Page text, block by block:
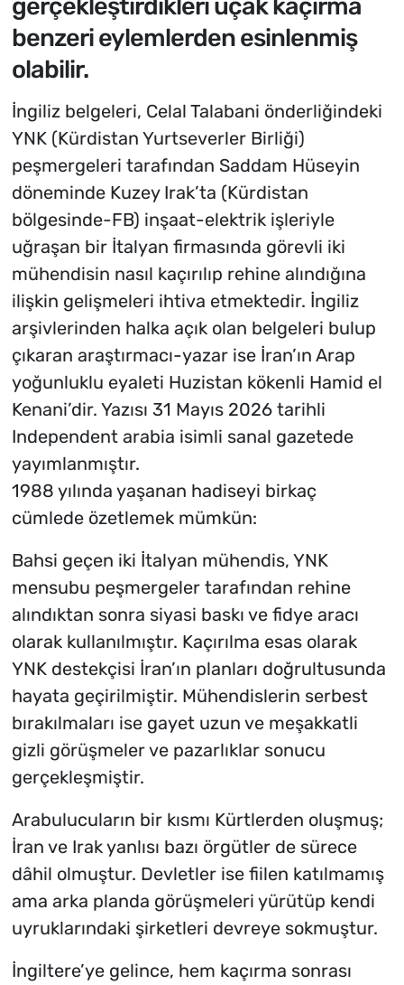
gerçekleştirdikleri uçak kaçırma
benzeri eylemlerden esinlenmiş
olabilir.
İngiliz belgeleri, Celal Talabani önderliğindeki
YNK (Kürdistan Yurtseverler Birliği)
peşmergeleri tarafından Saddam Hüseyin
döneminde Kuzey Irak’ta (Kürdistan
bölgesinde-FB) inşaat-elektrik işleriyle
uğraşan bir İtalyan firmasında görevli iki
mühendisin nasıl kaçırılıp rehine alındığına
ilişkin gelişmeleri ihtiva etmektedir. İngiliz
arşivlerinden halka açık olan belgeleri bulup
çıkaran araştırmacı-yazar ise İran’ın Arap
yoğunluklu eyaleti Huzistan kökenli Hamid el
Kenani’dir. Yazısı 31 Mayıs 2026 tarihli
Independent arabia isimli sanal gazetede
yayımlanmıştır.
1988 yılında yaşanan hadiseyi birkaç
cümlede özetlemek mümkün:
Bahsi geçen iki İtalyan mühendis, YNK
mensubu peşmergeler tarafından rehine
alındıktan sonra siyasi baskı ve fidye aracı
olarak kullanılmıştır. Kaçırılma esas olarak
YNK destekçisi İran’ın planları doğrultusunda
hayata geçirilmiştir. Mühendislerin serbest
bırakılmaları ise gayet uzun ve meşakkatli
gizli görüşmeler ve pazarlıklar sonucu
gerçekleşmiştir.
Arabulucuların bir kısmı Kürtlerden oluşmuş;
İran ve Irak yanlısı bazı örgütler de sürece
dâhil olmuştur. Devletler ise fiilen katılmamış
ama arka planda görüşmeleri yürütüp kendi
uyruklarındaki şirketleri devreye sokmuştur.
İngiltere’ye gelince, hem kaçırma sonrası